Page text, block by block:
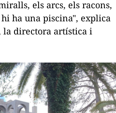
els arcs, els racons,
ha una piscina", explica
la directora artística i